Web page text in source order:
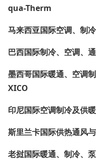
qua-Therm
马来西亚国际空调、制
巴西国际制冷、空调、
墨西哥国际暖通、空调
XICO
印尼国际空调制冷及供
斯里兰卡国际供热通风
老挝国际暖通、制冷、